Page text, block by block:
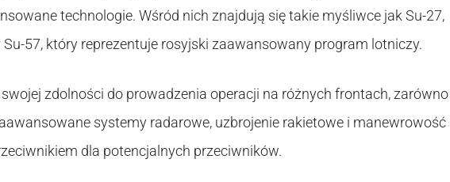
technologie. Wśród nich znajdują się takie myśliwce jak Su-27,
57, który reprezentuje rosyjski zaawansowany program lotniczy.
zdolności do prowadzenia operacji na różnych frontach, zarówno
systemy radarowe, uzbrojenie rakietowe i manewrowość
dla potencjalnych przeciwników.